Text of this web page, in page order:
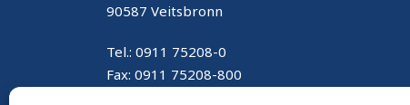
90587 Veitsbronn
Tel.: 0911 75208-0
Fax: 0911 75208-800